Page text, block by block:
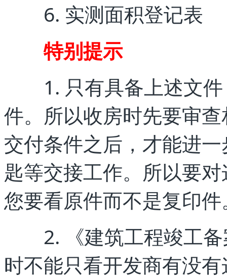
6. 实测面积登记表
特别提示
1. 只有具备上述文件
件。所以收房时先要审
交付条件之后，才能进
匙等交接工作。所以要
您要看原件而不是复印件
2. 《建筑工程竣工备
时不能只看开发商有没